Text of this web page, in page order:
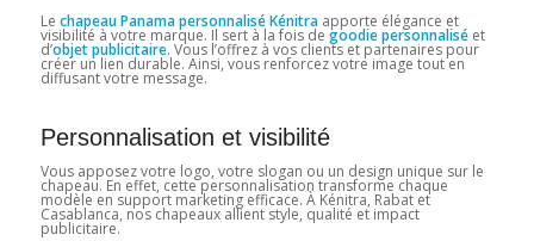
Le chapeau Panama personnalisé Kénitraapporte élégance et
visibilité à votre marque. Il sert à la fois de goodie personnaliséet
d’objet publicitaire. Vous l’offrez à vos clients et partenaires pour
créer un lien durable. Ainsi, vous renforcez votre image tout en
diffusant votre message.
Personnalisation et visibilité
Vous apposez votre logo, votre slogan ou un design unique sur le
chapeau. En effet, cette personnalisation transforme chaque
modèle en support marketing efficace. À Kénitra, Rabat et
Casablanca, nos chapeaux allient style, qualité et impact
publicitaire.